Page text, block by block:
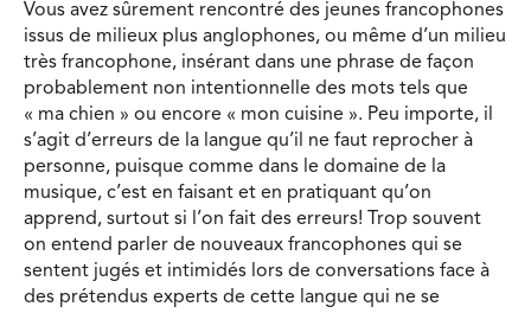
Vous avez sûrement rencontré des jeunes francophones
issus de milieux plus anglophones, ou même d’un milieu
très francophone, insérant dans une phrase de façon
probablement non intentionnelle des mots tels que
« ma chien » ou encore « mon cuisine ». Peu importe, il
s’agit d’erreurs de la langue qu’il ne faut reprocher à
personne, puisque comme dans le domaine de la
musique, c’est en faisant et en pratiquant qu’on
apprend, surtout si l’on fait des erreurs! Trop souvent
on entend parler de nouveaux francophones qui se
sentent jugés et intimidés lors de conversations face à
des prétendus experts de cette langue qui ne se